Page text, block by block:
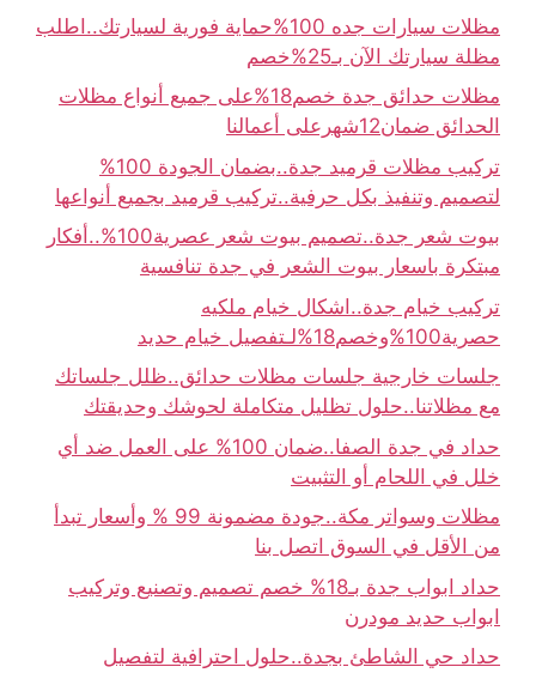
مظلات سيارات جده 100%حماية فورية لسيارتك..اطلب
مظلة سيارتك الآن بـ25%خصم
مظلات حدائق جدة خصم18%على جميع أنواع مظلات
الحدائق ضمان12شهرعلى أعمالنا
تركيب مظلات قرميد جدة..بضمان الجودة 100%
لتصميم وتنفيذ بكل حرفية..تركيب قرميد بجميع أنواعها
بيوت شعر جدة..تصميم بيوت شعر عصرية100%..أفكار
مبتكرة باسعار بيوت الشعر في جدة تنافسية
تركيب خيام جدة..اشكال خيام ملكيه
حصرية100%وخصم18%لـتفصيل خيام حديد
جلسات خارجية جلسات مظلات حدائق..ظلل جلساتك
مع مظلاتنا..حلول تظليل متكاملة لحوشك وحديقتك
حداد في جدة الصفا..ضمان 100% على العمل ضد أي
خلل في اللحام أو التثبيت
مظلات وسواتر مكة..جودة مضمونة 99 % وأسعار تبدأ
من الأقل في السوق اتصل بنا
حداد ابواب جدة بـ18% خصم تصميم وتصنيع وتركيب
ابواب حديد مودرن
حداد حي الشاطئ بجدة..حلول احترافية لتفصيل